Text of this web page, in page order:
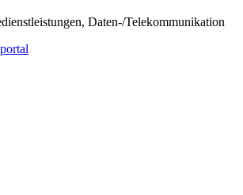
Daten-/Telekommunikation